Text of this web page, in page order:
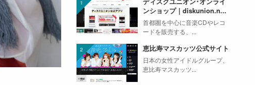
ンショップ｜diskunion.n...
首都圏を中心に音楽CDやレコ
ードを販売する、...
恵比寿マスカッツ公式サイト
日本の女性アイドルグループ、
恵比寿マスカッツ...